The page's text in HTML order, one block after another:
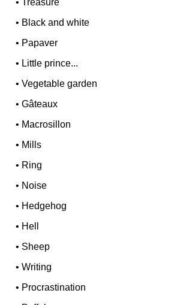
•Treasure
• Black and white
• Papaver
• Little prince...
•Vegetable garden
•Gâteaux
• Macrosillon
• Mills
• Ring
• Noise
• Hedgehog
• Hell
• Sheep
•Writing
• Procrastination